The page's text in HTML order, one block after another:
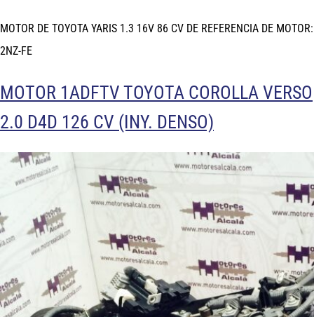
MOTOR DE TOYOTA YARIS 1.3 16V 86 CV DE REFERENCIA DE MOTOR:
2NZ-FE
MOTOR 1ADFTV TOYOTA COROLLA VERSO
2.0 D4D 126 CV (INY. DENSO)